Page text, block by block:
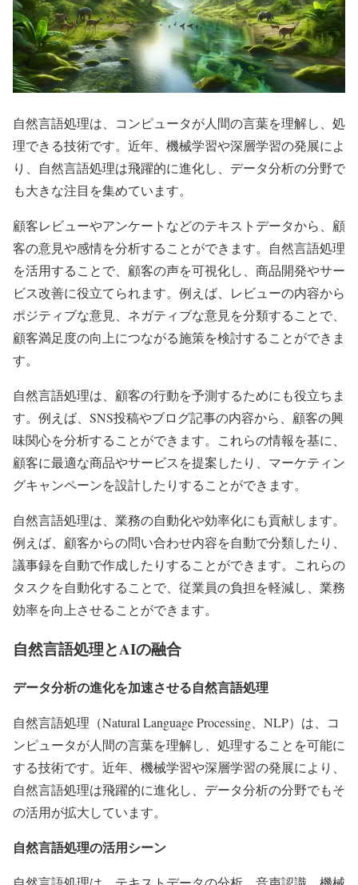
自然言語処理は、コンピュータが人間の言葉を理解し、処
理できる技術です。近年、機械学習や深層学習の発展によ
り、自然言語処理は飛躍的に進化し、データ分析の分野で
も大きな注目を集めています。
顧客レビューやアンケートなどのテキストデータから、顧
客の意見や感情を分析することができます。自然言語処理
を活用することで、顧客の声を可視化し、商品開発やサー
ビス改善に役立てられます。例えば、レビューの内容から
ポジティブな意見、ネガティブな意見を分類することで、
顧客満足度の向上につながる施策を検討することができま
す。
自然言語処理は、顧客の行動を予測するためにも役立ちま
す。例えば、SNS投稿やブログ記事の内容から、顧客の興
味関心を分析することができます。これらの情報を基に、
顧客に最適な商品やサービスを提案したり、マーケティン
グキャンペーンを設計したりすることができます。
自然言語処理は、業務の自動化や効率化にも貢献します。
例えば、顧客からの問い合わせ内容を自動で分類したり、
議事録を自動で作成したりすることができます。これらの
タスクを自動化することで、従業員の負担を軽減し、業務
効率を向上させることができます。
自然言語処理とAIの融合
データ分析の進化を加速させる自然言語処理
自然言語処理（Natural Language Processing、NLP）は、コ
ンピュータが人間の言葉を理解し、処理することを可能に
する技術です。近年、機械学習や深層学習の発展により、
自然言語処理は飛躍的に進化し、データ分析の分野でもそ
の活用が拡大しています。
自然言語処理の活用シーン